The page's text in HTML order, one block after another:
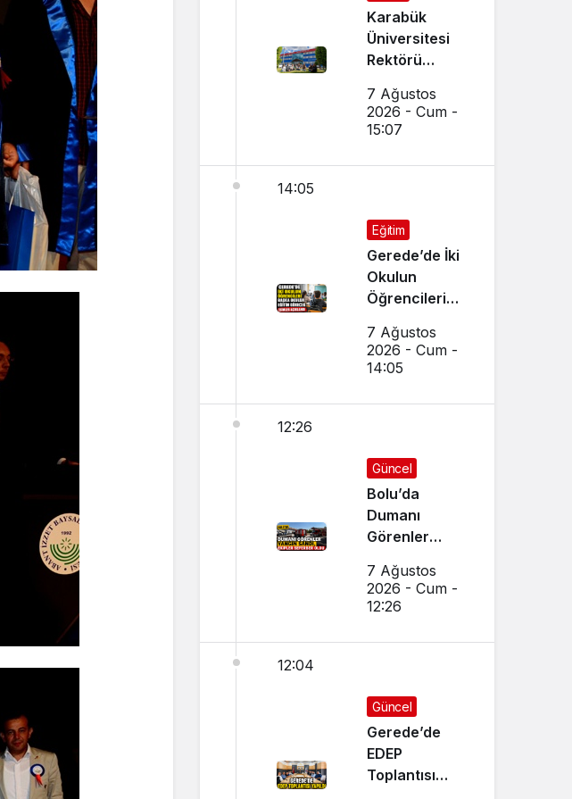
Karabük
Üniversitesi
Rektörü
Aday
Öğrencilere
7 Ağustos
2026 - Cum -
15:07
14:05
Eğitim
Gerede’de İki
Okulun
Öğrencileri
Eğitim
Görecek
7 Ağustos
2026 - Cum -
14:05
12:26
Güncel
Bolu’da
Dumanı
Görenler
Ekipler
Seferber Oldu
7 Ağustos
2026 - Cum -
12:26
12:04
Güncel
Gerede’de
EDEP
Toplantısı